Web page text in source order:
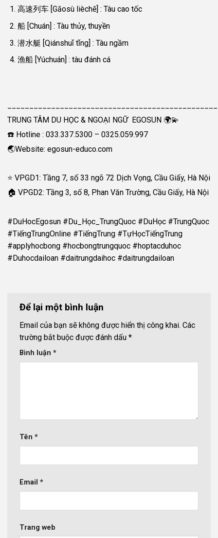
高速列车 [Gāosù lièchē] : Tàu cao tốc
船 [Chuán] : Tàu thủy, thuyền
潜水艇 [Qiánshuǐ tǐng] : Tàu ngầm
渔船 [Yúchuán] : tàu đánh cá
TRUNG TÂM DU HỌC & NGOẠI NGỮ EGOSUN 🌍💫
☎️ Hotline : 033.337.5300 – 0325.059.997
🌏Website: egosun-educo.com
⭐ VPGD1: Tầng 7, số 33 ngõ 72 Dịch Vọng, Cầu Giấy, Hà Nội
🏠 VPGD2: Tầng 3, số 8, Phan Văn Trường, Cầu Giấy, Hà Nội
#DuHocEgosun #Du_Học_TrungQuoc #DuHọc #TrungQuoc
#TiếngTrungOnline #TiếngTrung #TựHọcTiếngTrung
#applyhocbong #hocbongtrungquoc #hoptacduhoc
#Duhocdailoan #daitrungdaihoc #daitrungdailoan
Để lại một bình luận
Email của bạn sẽ không được hiển thị công khai. Các
trường bắt buộc được đánh dấu *
Bình luận *
Tên *
Email *
Trang web